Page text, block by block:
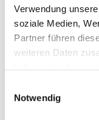
Verwendung
soziale Medien,
Partner führen
weiteren Daten
Notwendig
малечі,
сердечка для
себе а також
Під час
кави з
або гачком.Ви